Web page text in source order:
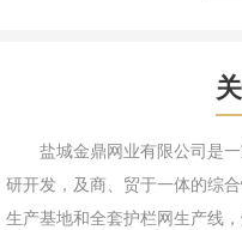
盐城金鼎网业有限公司是一
研开发，及商、贸于一体的综
生产基地和全套护栏网生产线